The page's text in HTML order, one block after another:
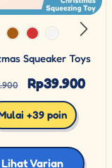
Squeaker Toys
Rp39.900
+39 poin
Lihat Varian